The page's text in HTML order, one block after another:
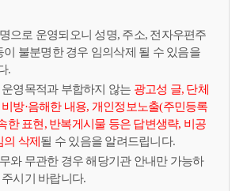
으로 운영되오니 성명, 주소, 전자우편주
이 불분명한 경우 임의삭제 될 수 있음을
.
영목적과 부합하지 않는 광고성 글, 단체
방·음해한 내용, 개인정보노출(주민등록
한 표현, 반복게시물 등은 답변생략, 비공
삭제 될 수 있음을 알려드립니다.
와 무관한 경우 해당기관 안내만 가능하
시기 바랍니다.